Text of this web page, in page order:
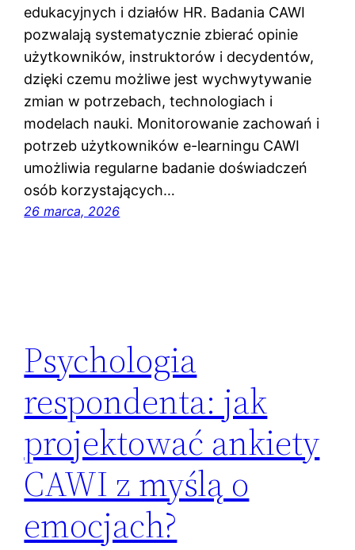
edukacyjnych i działów HR. Badania CAWI
pozwalają systematycznie zbierać opinie
użytkowników, instruktorów i decydentów,
dzięki czemu możliwe jest wychwytywanie
zmian w potrzebach, technologiach i
modelach nauki. Monitorowanie zachowań i
potrzeb użytkowników e-learningu CAWI
umożliwia regularne badanie doświadczeń
osób korzystających…
26 marca, 2026
Psychologia
respondenta: jak
projektować ankiety
CAWI z myślą o
emocjach?